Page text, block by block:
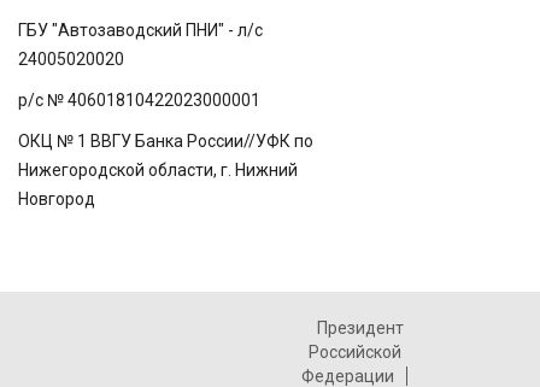
ГБУ "Автозаводский ПНИ" - л/с
24005020020
р/с № 40601810422023000001
ОКЦ № 1 ВВГУ Банка России//УФК по
Нижегородской области, г. Нижний
Новгород
Президент
Российской
Федерации